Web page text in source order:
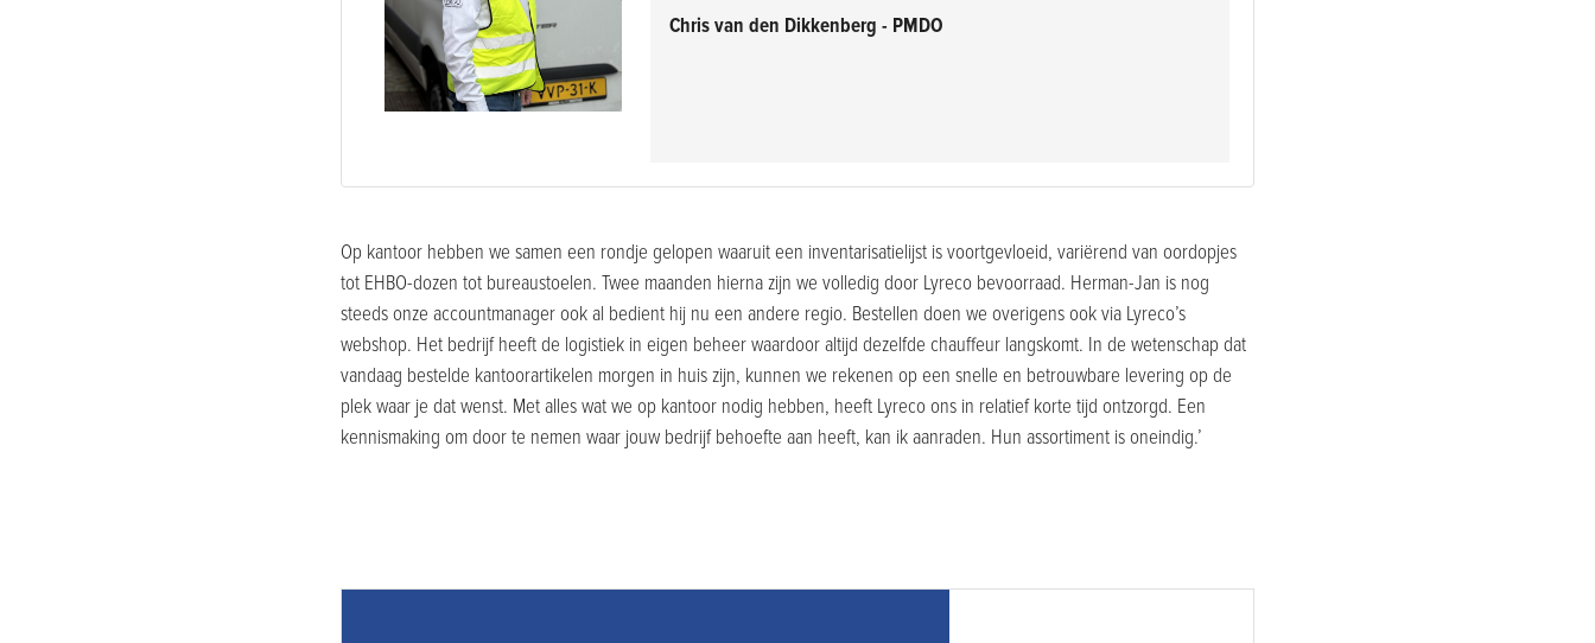
Chris van den Dikkenberg - PMDO
Op kantoor hebben we samen een rondje gelopen waaruit een inventarisatielijst is voortgevloeid, variërend van oordopjes
tot EHBO-dozen tot bureaustoelen. Twee maanden hierna zijn we volledig door Lyreco bevoorraad. Herman-Jan is nog
steeds onze accountmanager ook al bedient hij nu een andere regio. Bestellen doen we overigens ook via Lyreco’s
webshop. Het bedrijf heeft de logistiek in eigen beheer waardoor altijd dezelfde chauffeur langskomt. In de wetenschap dat
vandaag bestelde kantoorartikelen morgen in huis zijn, kunnen we rekenen op een snelle en betrouwbare levering op de
plek waar je dat wenst. Met alles wat we op kantoor nodig hebben, heeft Lyreco ons in relatief korte tijd ontzorgd. Een
kennismaking om door te nemen waar jouw bedrijf behoefte aan heeft, kan ik aanraden. Hun assortiment is oneindig.’